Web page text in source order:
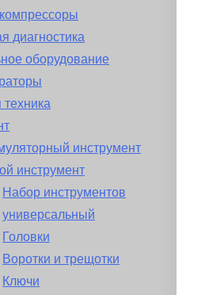
диагностика
оборудование
техника
инструмент
инструмент
Набор инструментов
универсальный
Головки
Воротки и трещотки
Ключи